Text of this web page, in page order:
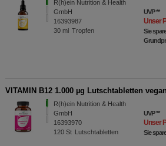
R(h)ein Nutrition & Health
GmbH
16393987
30 ml Tropfen
UVP**
Unser
Sie
VITAMIN B12 1.000 µg Lutschtabletten vegan
R(h)ein Nutrition & Health
GmbH
16393970
120 St Lutschtabletten
UVP**
Unser
Sie